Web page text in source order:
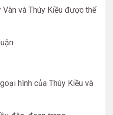
và Thúy Kiều được thể
hình của Thúy Kiều và